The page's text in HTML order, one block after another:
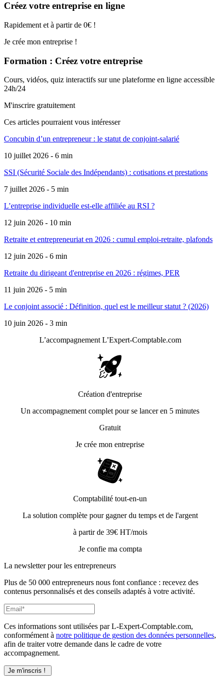
Créez votre entreprise en ligne
Rapidement et à partir de 0€ !
Je crée mon entreprise !
Formation : Créez votre entreprise
Cours, vidéos, quiz interactifs sur une plateforme en ligne accessible
24h/24
M'inscrire gratuitement
Ces articles pourraientvous intéresser
Concubin d’un entrepreneur : le statut de conjoint-salarié
10 juillet 2026 - 6 min
SSI (Sécurité Sociale des Indépendants) : cotisations et prestations
7 juillet 2026 - 5 min
L’entreprise individuelle est-elle affiliée au RSI ?
12 juin 2026 - 10 min
Retraite et entrepreneuriat en 2026 : cumul emploi-retraite, plafonds
12 juin 2026 - 6 min
Retraite du dirigeant d'entreprise en 2026 : régimes, PER
11 juin 2026 - 5 min
Le conjoint associé : Définition, quel est le meilleur statut ? (2026)
10 juin 2026 - 3 min
L’accompagnementL’Expert-Comptable.com
Création d'entreprise
Un accompagnement complet pour se lancer en 5 minutes
Gratuit
Je crée mon entreprise
Comptabilité tout-en-un
La solution complète pour gagner du temps et de l'argent
à partir de 39€ HT/mois
Je confie ma compta
La newsletter pour les entrepreneurs
Plus de 50 000 entrepreneurs nous font confiance : recevez des
contenus personnalisés et des conseils adaptés à votre activité.
Ces informations sont utilisées par L-Expert-Comptable.com,
conformément à notre politique de gestion des données personnelles,
afin de traiter votre demande dans le cadre de votre
accompagnement.